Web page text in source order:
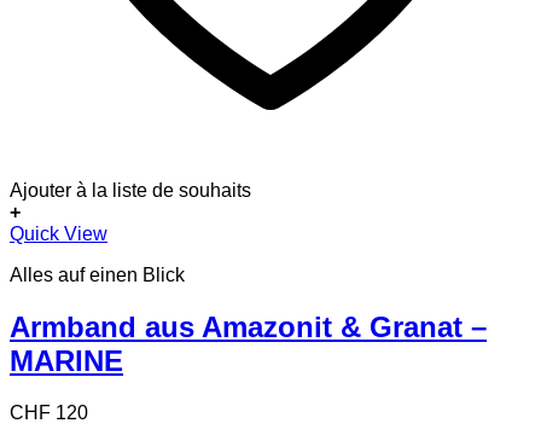
Ajouter à la liste de souhaits
+
Quick View
Alles auf einen Blick
Armband aus Amazonit & Granat –
MARINE
CHF 120